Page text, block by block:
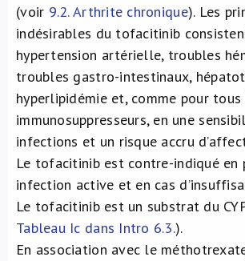
(voir 9.2. Arthrite chronique). Les
indésirables du tofacitinib
hypertension artérielle, troubles
troubles gastro-intestinaux,
hyperlipidémie et, comme pour tous
immunosuppresseurs, en une
infections et un risque accru
Le tofacitinib est contre-indiqué en
infection active et en cas
Le tofacitinib est un substrat du
Tableau Ic dans Intro 6.3.).
En association avec le